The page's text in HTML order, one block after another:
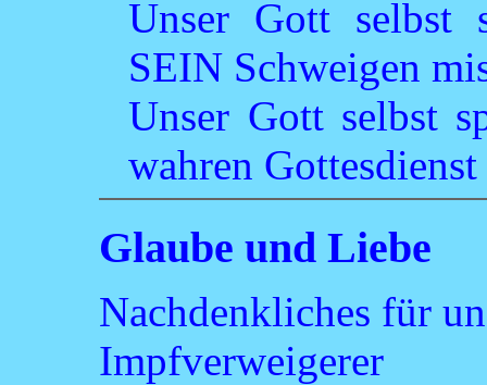
Unser Gott selbst
SEIN Schweigen
Unser Gott selbst
wahren Gottesdienst
Glaube und Liebe
Nachdenkliches für
Impfverweigerer